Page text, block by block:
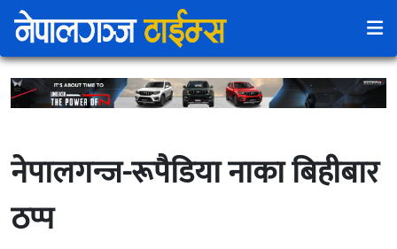
नेपालगन्ज-रूपैडिया नाका बिहीबार
ठप्प